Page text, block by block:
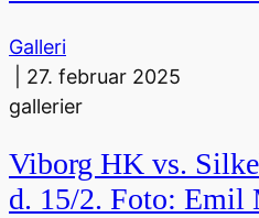
Galleri
27. februar 2025
gallerier
Viborg HK vs.
d. 15/2. Foto: Emil